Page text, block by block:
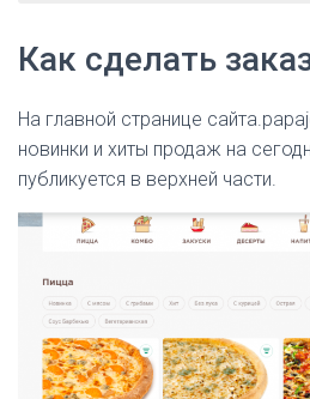
Почтовая связь через
Youtube
срок 3-5 рабочих дней.
Как сделать
На главной странице
новинки и хиты продаж на
публикуется в верхней части.